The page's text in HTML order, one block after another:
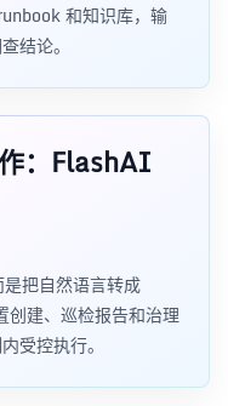
和知识库，输
结论。
：FlashAI
把自然语言转成
建、巡检报告和治理
受控执行。